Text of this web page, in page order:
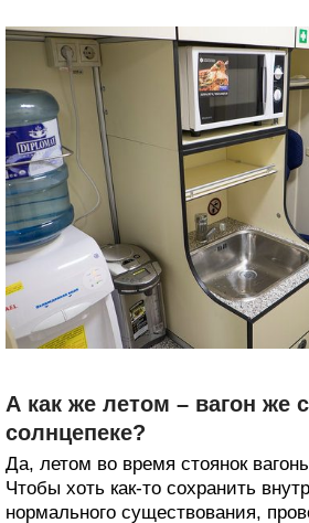
А как же летом – вагон же
солнцепеке?
Да, летом во время стоянок
Чтобы хоть как-то сохранить
нормального существования,